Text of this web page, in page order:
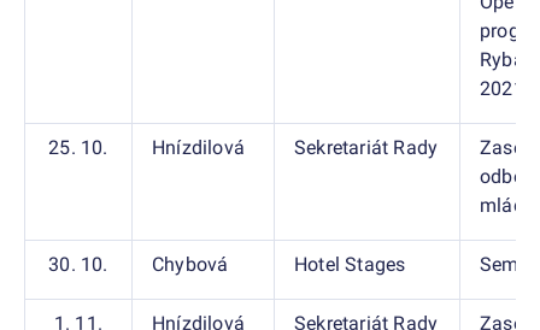
2021-
25. 10. Hnízdilová Sekretariát Rady
30. 10. Chybová Hotel Stages
1. 11. Hnízdilová Sekretariát Rady